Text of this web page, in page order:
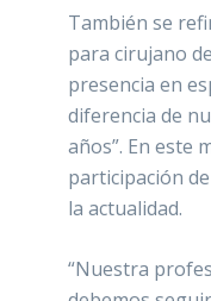
También se
para cirujano
presencia en
diferencia de
años”. En este
participación
la actualidad.
“Nuestra